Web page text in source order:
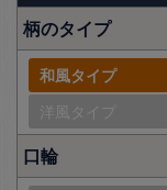
柄のタイプ
和風タイプ
洋風タイプ
口輪